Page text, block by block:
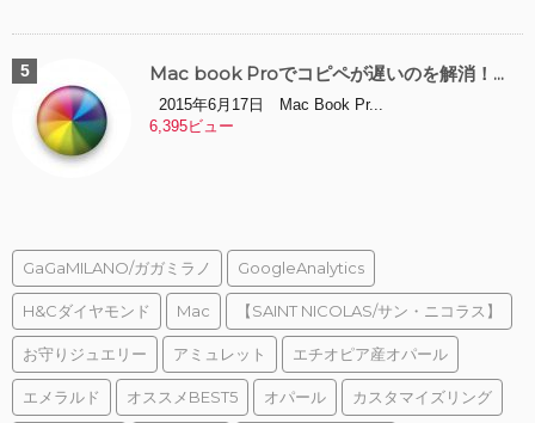
Mac book Proでコピペが遅いのを解消！...
2015年6月17日 Mac Book Pr...
6,395ビュー
GaGaMILANO/ガガミラノ GoogleAnalytics
H&Cダイヤモンド Mac 【SAINT NICOLAS/サン・ニコラス】
お守りジュエリー アミュレット エチオピア産オパール
エメラルド オススメBEST5 オパール カスタマイズリング